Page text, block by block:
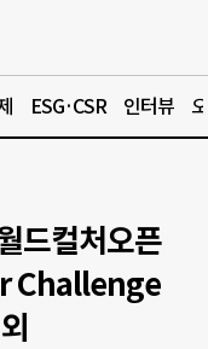
ESG·CSR 인터뷰
드컬처오픈
Challenge